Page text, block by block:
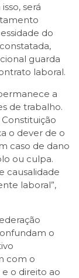
será
do
guarda
laboral.
a
de trabalho.
Constituição
o dever de o
caso de dano
ou culpa.
causalidade
laboral”,
o
com o
o direito ao